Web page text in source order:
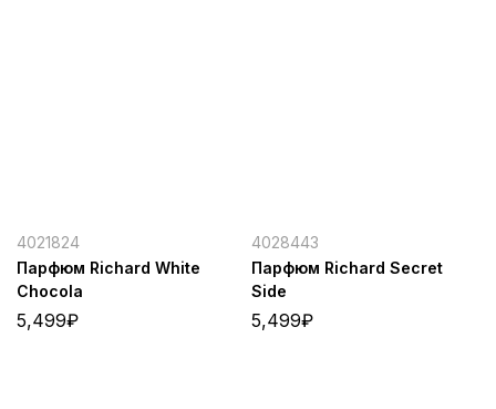
4021824
Парфюм Richard White
Chocola
5,499₽
4028443
Парфюм Richard Secret
Side
5,499₽